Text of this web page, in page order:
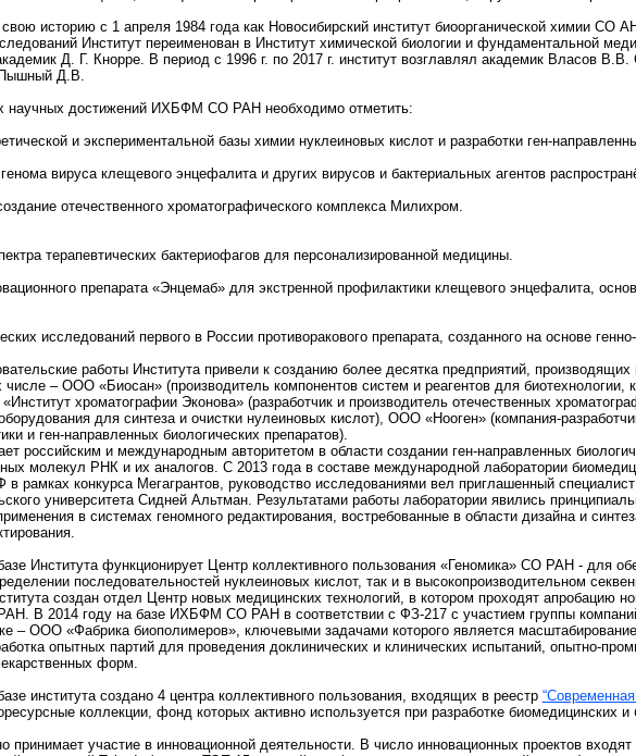
свою историю с 1 апреля 1984 года как Новосибирский институт биоорганической химии СО
Институт переименован в Институт химической биологии и фундаментальной
Д. Г. Кнорре. В период с 1996 г. по 2017 г. институт возглавлял академик Власов
Пышный Д.В.
научных достижений ИХБФМ СО РАН необходимо отметить:
и экспериментальной базы химии нуклеиновых кислот и разработки ген-
вируса клещевого энцефалита и других вирусов и бактериальных агентов
отечественного хроматографического комплекса Милихром.
терапевтических бактериофагов для персонализированной медицины.
препарата «Энцемаб» для экстренной профилактики клещевого энцефалита,
исследований первого в России противоракового препарата, созданного на основе
работы Института привели к созданию более десятка предприятий,
– ООО «Биосан» (производитель компонентов систем и реагентов для биотехнологии,
хроматографии Эконова» (разработчик и производитель отечественных
для синтеза и очистки нулеиновых кислот), ООО «Нооген» (компания-
и ген-направленных биологических препаратов).
российским и международным авторитетом в области создании ген-направленных
молекул РНК и их аналогов. С 2013 года в составе международной лаборатории
в рамках конкурса Мегагрантов, руководство исследованиями вел приглашенный
университета Сидней Альтман. Результатами работы лаборатории явились
в системах геномного редактирования, востребованные в области дизайна и
Института функционирует Центр коллективного пользования «Геномика» СО РАН - для
последовательностей нуклеиновых кислот, так и в высокопроизводительном
создан отдел Центр новых медицинских технологий, в котором проходят апробацию
В 2014 году на базе ИХБФМ СО РАН в соответствии с ФЗ-217 с участием группы
– ООО «Фабрика биополимеров», ключевыми задачами которого является
опытных партий для проведения доклинических и клинических испытаний, опытно-
форм.
института создано 4 центра коллективного пользования, входящих в реестр
коллекции, фонд которых активно используется при разработке биомедицинских и
принимает участие в инновационной деятельности. В число инновационных проектов